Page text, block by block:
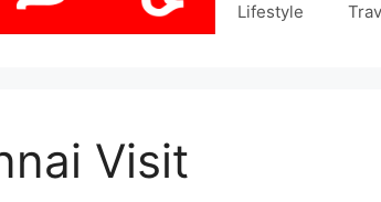
Lifestyle
Visit